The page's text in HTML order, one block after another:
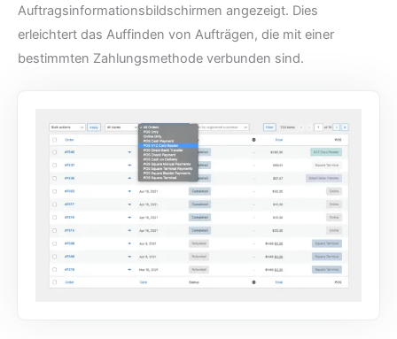
Auftragsinformationsbildschirmen angezeigt. Dies
erleichtert das Auffinden von Aufträgen, die mit einer
bestimmten Zahlungsmethode verbunden sind.